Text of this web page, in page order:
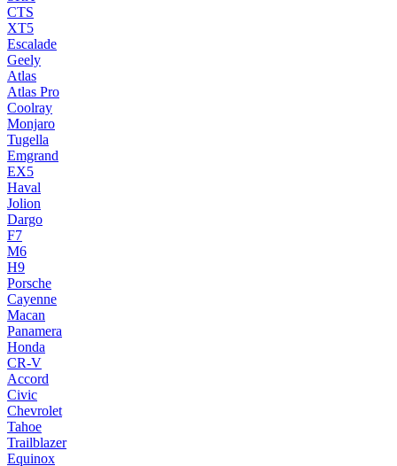
CTS
XT5
Escalade
Geely
Atlas
Atlas Pro
Coolray
Monjaro
Tugella
Emgrand
EX5
Haval
Jolion
Dargo
F7
M6
H9
Porsche
Cayenne
Macan
Panamera
Honda
CR-V
Accord
Civic
Chevrolet
Tahoe
Trailblazer
Equinox